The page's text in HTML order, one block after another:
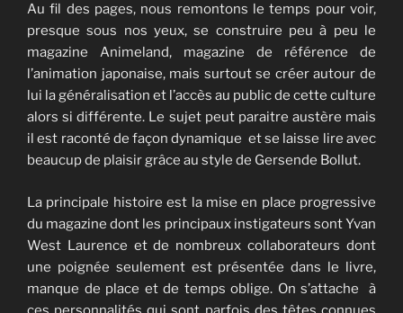
Au fil des pages, nous remontons le temps pour voir,
presque sous nos yeux, se construire peu à peu le
magazine Animeland, magazine de référence de
l’animation japonaise, mais surtout se créer autour de
lui la généralisation et l’accès au public de cette culture
alors si différente. Le sujet peut paraitre austère mais
il est raconté de façon dynamique et se laisse lire avec
beaucup de plaisir grâce au style de Gersende Bollut.
La principale histoire est la mise en place progressive
du magazine dont les principaux instigateurs sont Yvan
West Laurence et de nombreux collaborateurs dont
une poignée seulement est présentée dans le livre,
manque de place et de temps oblige. On s’attache à